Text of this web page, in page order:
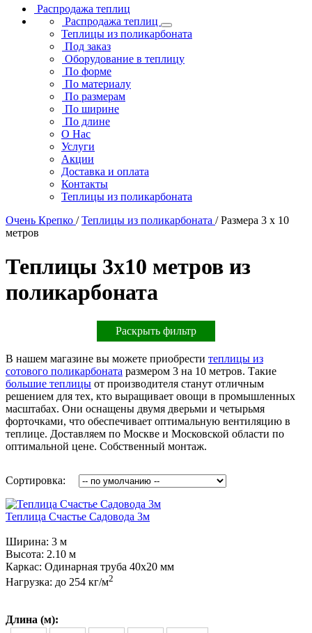
Распродажа теплиц
Распродажа теплиц
Теплицы из поликарбоната
Под заказ
Оборудование в теплицу
По форме
По материалу
По размерам
По ширине
По длине
О Нас
Услуги
Акции
Доставка и оплата
Контакты
Теплицы из поликарбоната
Очень Крепко /Теплицы из поликарбоната /Размера 3 х 10
метров
Теплицы 3х10 метров из
поликарбоната
Раскрыть фильтр
В нашем магазине вы можете приобрести теплицы из
сотового поликарбоната размером 3 на 10 метров. Такие
большие теплицы от производителя станут отличным
решением для тех, кто выращивает овощи в промышленных
масштабах. Они оснащены двумя дверьми и четырьмя
форточками, что обеспечивает оптимальную вентиляцию в
теплице. Доставляем по Москве и Московской области по
оптимальной цене. Собственный монтаж.
Сортировка:
Теплица Счастье Садовода 3м
Ширина: 3 м
Высота: 2.10 м
Каркас: Одинарная труба 40х20 мм
Нагрузка: до 254 кг/м2
Длина (м):